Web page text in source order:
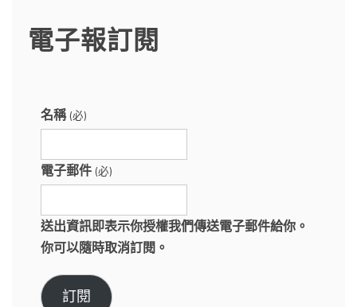
電子報訂閱
名稱 (必)
電子郵件 (必)
送出資訊即表示你授權我們傳送電子郵件給你。
你可以隨時取消訂閱。
訂閱